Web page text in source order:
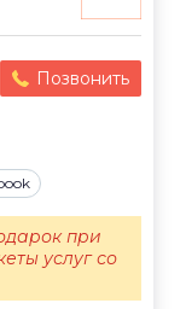
Позвонить
при
услуг со